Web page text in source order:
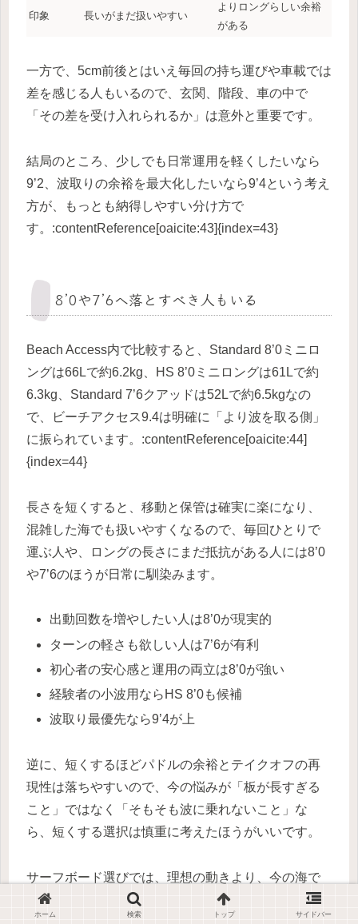
印象 長いがまだ扱いやすい
よりロングらしい余裕
がある
一方で、5cm前後とはいえ毎回の持ち運びや車載では
差を感じる人もいるので、玄関、階段、車の中で
「その差を受け入れられるか」は意外と重要です。
結局のところ、少しでも日常運用を軽くしたいなら
9’2、波取りの余裕を最大化したいなら9’4という考え
方が、もっとも納得しやすい分け方で
す。:contentReference[oaicite:43]{index=43}
8’0や7’6へ落とすべき人もいる
Beach Access内で比較すると、Standard 8’0ミニロ
ングは66Lで約6.2kg、HS 8’0ミニロングは61Lで約
6.3kg、Standard 7’6クアッドは52Lで約6.5kgなの
で、ビーチアクセス9.4は明確に「より波を取る側」
に振られています。:contentReference[oaicite:44]
{index=44}
長さを短くすると、移動と保管は確実に楽になり、
混雑した海でも扱いやすくなるので、毎回ひとりで
運ぶ人や、ロングの長さにまだ抵抗がある人には8’0
や7’6のほうが日常に馴染みます。
出動回数を増やしたい人は8’0が現実的
ターンの軽さも欲しい人は7’6が有利
初心者の安心感と運用の両立は8’0が強い
経験者の小波用ならHS 8’0も候補
波取り最優先なら9’4が上
逆に、短くするほどパドルの余裕とテイクオフの再
現性は落ちやすいので、今の悩みが「板が長すぎる
こと」ではなく「そもそも波に乗れないこと」な
ら、短くする選択は慎重に考えたほうがいいです。
サーフボード選びでは、理想の動きより、今の海で
何に一番困っているかを基準にすると失敗が減りや
ホーム 検索 トップ サイドバー